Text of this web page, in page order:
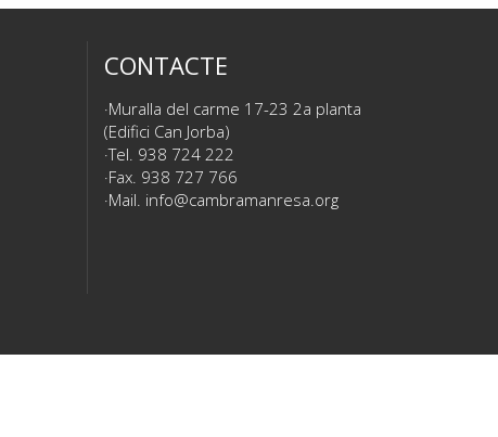
CONTACTE
Muralla del carme 17-23 2a planta
(Edifici Can Jorba)
Tel. 938 724 222
Fax. 938 727 766
Mail. info@cambramanresa.org